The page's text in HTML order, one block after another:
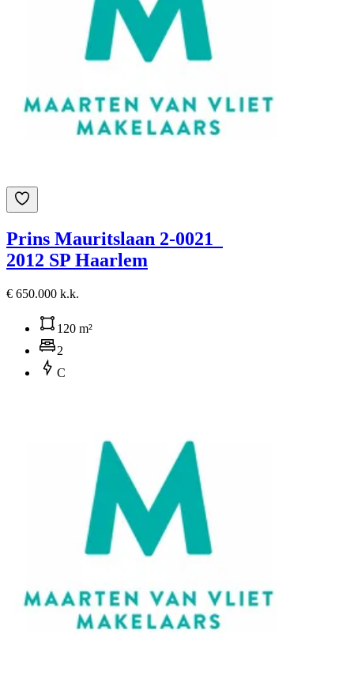
Prins Mauritslaan 2-0021
2012 SP Haarlem
€ 650.000 k.k.
120 m²
2
C